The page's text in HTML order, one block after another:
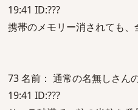
19:41 ID:???
携帯のメモリー消されても
73 名前： 通常の名無しさん
19:41 ID:???